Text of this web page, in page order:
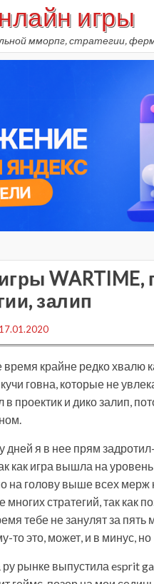
игры
мморпг, стратегии,
залип
17.01.2020
крайне редко хвалю
говна, которые не
в проектик и дико залип,
я в нее прям
как игра вышла на
на голову выше всех мерж
многих стратегий, так как
тебе не занулят за
то это, может, и в минус,
ру рынке выпустила esprit